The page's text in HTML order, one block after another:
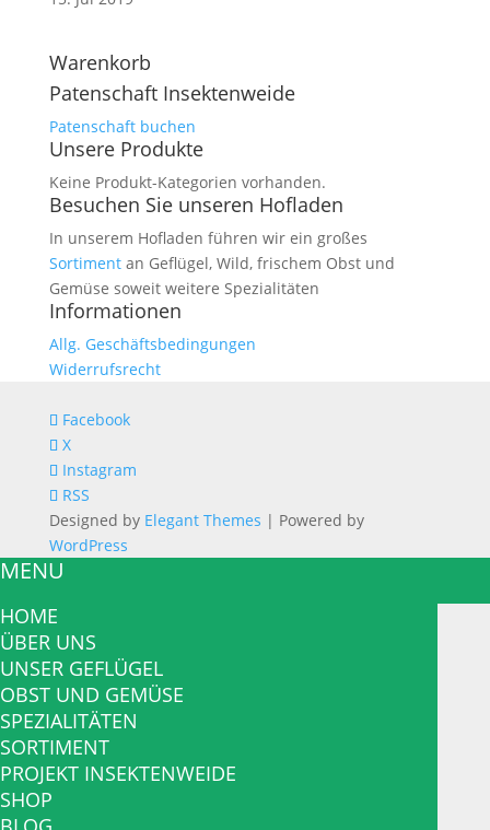
Warenkorb
Patenschaft Insektenweide
Patenschaft buchen
Unsere Produkte
Keine Produkt-Kategorien vorhanden.
Besuchen Sie unseren Hofladen
In unserem Hofladen führen wir ein großes
Sortimentan Geflügel, Wild, frischem Obst und
Gemüse soweit weitere Spezialitäten
Informationen
Allg. Geschäftsbedingungen
Widerrufsrecht
Facebook
X
Instagram
RSS
Designed by Elegant Themes | Powered by
WordPress
MENU
HOME
ÜBER UNS
UNSER GEFLÜGEL
OBST UND GEMÜSE
SPEZIALITÄTEN
SORTIMENT
PROJEKT INSEKTENWEIDE
SHOP